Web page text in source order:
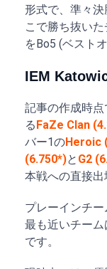
形式で、準々
こで勝ち抜い
をBo5 (ベスト
IEM
記事の作成時
るFaZe Clan
バー1のHeroic
(6.750*)と G2
本戦への直接出
プレーインチ
最も近いチーム
です。